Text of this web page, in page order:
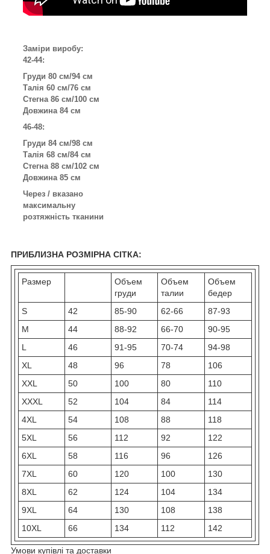
Заміри виробу:
42-44:
Груди 80 см/94 см
Талія 60 см/76 см
Стегна 86 см/100 см
Довжина 84 см
46-48:
Груди 84 см/98 см
Талія 68 см/84 см
Стегна 88 см/102 см
Довжина 85 см
Через / вказано
максимальну
розтяжність тканини
ПРИБЛИЗНА РОЗМІРНА СІТКА:
Размер
Объем
груди
Объем
талии
Объем
бедер
S
42 85-90 62-66
87-93
M
44 88-92 66-70
90-95
L
46 91-95 70-74
94-98
XL
48 96 78
106
XXL
50 100 80
110
XXXL
52 104 84
114
4XL
54 108 88
118
5XL
56 112 92
122
6XL
58 116 96
126
7XL
60 120 100
130
8XL
62 124 104
134
9XL
64 130 108
138
10XL
66 134 112 142
Умови купівлі та доставки